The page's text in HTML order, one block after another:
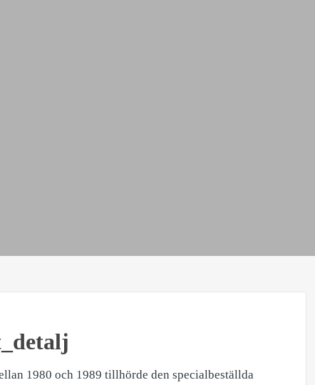
1980 och 1989 tillhörde den specialbeställda